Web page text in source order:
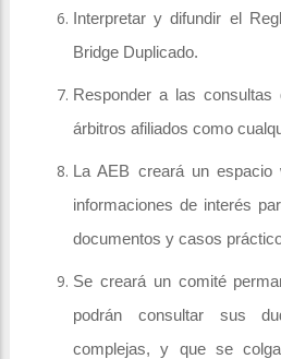
Interpretar y difundir el
Bridge Duplicado.
Responder a las
árbitros afiliados como
La AEB creará un espacio
informaciones de interés
documentos y casos
Se creará un comité
podrán consultar sus
complejas, y que se